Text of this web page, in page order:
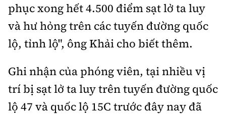
phục xong hết 4.500 điểm sạt lở ta luy
và hư hỏng trên các tuyến đường quốc
lộ, tỉnh lộ", ông Khải cho biết thêm.
Ghi nhận của phóng viên, tại nhiều vị
trí bị sạt lở ta luy trên tuyến đường quốc
lộ 47 và quốc lộ 15C trước đây nay đã